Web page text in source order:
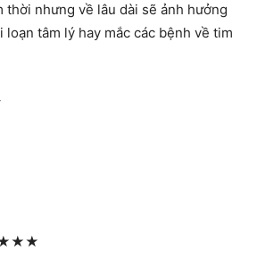
thời nhưng về lâu dài sẽ ảnh hưởng
tâm lý hay mắc các bệnh về tim